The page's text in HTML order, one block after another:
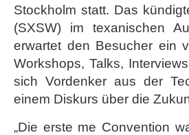
Stockholm statt. Das
(SXSW) im texanischen
erwartet den Besucher ein
Workshops, Talks,
sich Vordenker aus der
einem Diskurs über die
„Die erste me Convention